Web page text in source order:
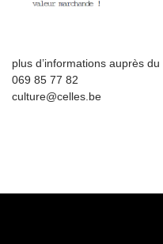
plus d’informations auprès
069 85 77 82
culture@celles.be